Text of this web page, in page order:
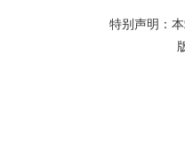
特别声明：